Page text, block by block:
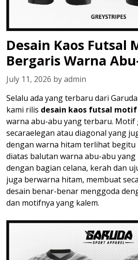
Desain Kaos Futsal
Bergaris Warna
July 11, 2026 byadmin
Selalu ada yang terbaru dari
kami rilis desain kaos futsal
warna abu-abu yang terbaru. Motif
secaraelegan atau diagonal yang
dengan warna hitam terlihat begitu
diatas balutan warna abu-abu
dengan bagian celana, kerah dan
juga berwarna hitam, membuat
desain benar-benar menggoda
dan motifnya yang kalem.